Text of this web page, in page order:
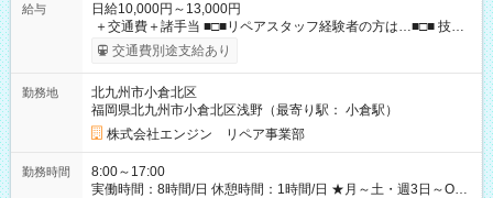
給与
日給10,000円～13,000円
＋交通費＋諸手当 ■□■リペアスタッフ経験者の方は…■□■ 技術
チェック後に日給を決定します！ ・現場数に応じて『日給が1.2
倍』！ ・その他手当により『1.5倍』になることも…！ ・その
◆交通費規定支給 ◆残業手当あり ◆子供手当あり ◆宿泊手当あり
(2000円/1日) ※宿泊を伴う現場の場合 ◆先輩スタッフの給与例
﹋﹋﹋﹋﹋﹋﹋﹋﹋﹋﹋ ・週5日勤務Aさん ＞＞日給10，000円
×20勤務 ＞＞月収20万円＋諸手当 【試用期間】試用期間あり 試
用期間の長さ：6ヶ月 ※ 雇用形態と給与に、本採用時と異なる
部分があります。 雇用形態：本採用時と同じです。 給与：日
交通費別途支給あり
勤務地
北九州市小倉北区
福岡県北九州市小倉北区浅野（最寄り駅： 小倉駅）
株式会社エンジン リペア事業部
勤務時間
8:00～17:00
実働時間：8時間/日 休憩時間：1時間/日 ★月～土・週3日～OK